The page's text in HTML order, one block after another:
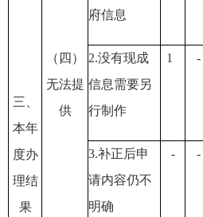
三、
本年
度办
理结
果
（四）
无法提
供
府信息
2.没有现成
信息需要另
行制作
1 -
3.补正后申
请内容仍不
明确
- -